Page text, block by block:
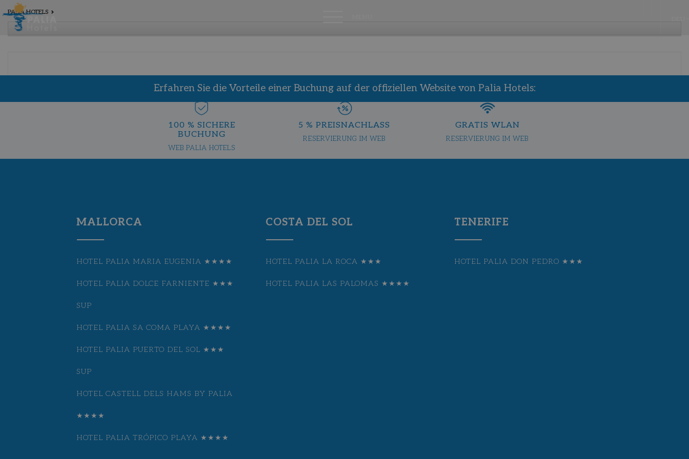
PALIA HOTELS
Erfahren Sie die Vorteile einer Buchung auf der offiziellen Website von Palia Hotels:
100 % SICHERE
BUCHUNG
WEB PALIA HOTELS
5 % PREISNACHLASS
RESERVIERUNG IM WEB
GRATIS WLAN
RESERVIERUNG IM WEB
MALLORCA
HOTEL PALIA MARIA EUGENIA ★★★★
HOTEL PALIA DOLCE FARNIENTE ★★★
SUP
HOTEL PALIA SA COMA PLAYA ★★★★
HOTEL PALIA PUERTO DEL SOL ★★★
SUP
HOTEL CASTELL DELS HAMS BY PALIA
★★★★
HOTEL PALIA TRÓPICO PLAYA ★★★★
COSTA DEL SOL
HOTEL PALIA LA ROCA ★★★
HOTEL PALIA LAS PALOMAS ★★★★
TENERIFE
HOTEL PALIA DON PEDRO ★★★